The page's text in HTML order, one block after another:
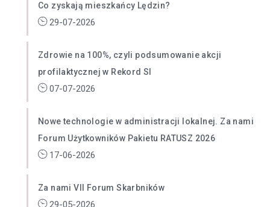
Co zyskają mieszkańcy Lędzin?
29-07-2026
Zdrowie na 100%, czyli podsumowanie akcji
profilaktycznej w Rekord SI
07-07-2026
Nowe technologie w administracji lokalnej. Za nami
Forum Użytkowników Pakietu RATUSZ 2026
17-06-2026
Za nami VII Forum Skarbników
29-05-2026